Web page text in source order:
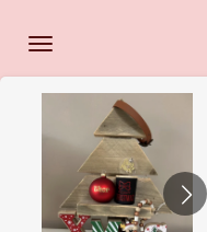
main